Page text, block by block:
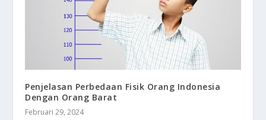
Penjelasan Perbedaan Fisik Orang Indonesia
Dengan Orang Barat
Februari 29, 2024